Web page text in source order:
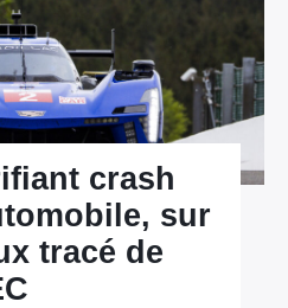
crash
sur
tracé de